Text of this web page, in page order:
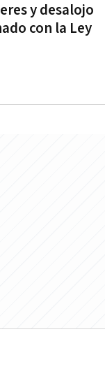
y desalojo
con la Ley